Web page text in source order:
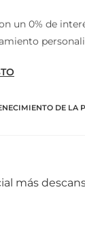
un 0% de
DE LA
más